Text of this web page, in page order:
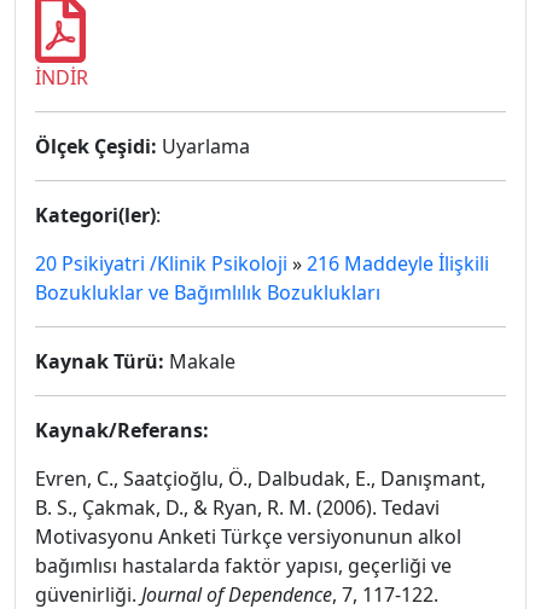
İNDİR
Ölçek Çeşidi: Uyarlama
Kategori(ler):
20 Psikiyatri /Klinik Psikoloji »216 Maddeyle İlişkili
Bozukluklar ve Bağımlılık Bozuklukları
Kaynak Türü: Makale
Kaynak/Referans:
Evren, C., Saatçioğlu, Ö., Dalbudak, E., Danışmant,
B. S., Çakmak, D., & Ryan, R. M. (2006). Tedavi
Motivasyonu Anketi Türkçe versiyonunun alkol
bağımlısı hastalarda faktör yapısı, geçerliği ve
güvenirliği. Journal of Dependence, 7, 117-122.